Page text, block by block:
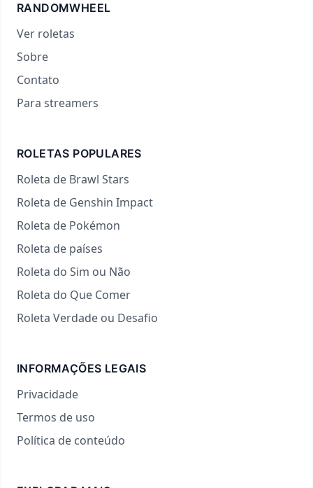
RANDOMWHEEL
Ver roletas
Sobre
Contato
Para streamers
ROLETAS POPULARES
Roleta de Brawl Stars
Roleta de Genshin Impact
Roleta de Pokémon
Roleta de países
Roleta do Sim ou Não
Roleta do Que Comer
Roleta Verdade ou Desafio
INFORMAÇÕES LEGAIS
Privacidade
Termos de uso
Política de conteúdo